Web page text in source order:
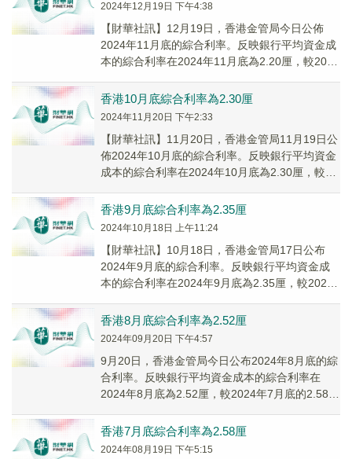
2024年12月19日 下午4:38
【財華社訊】12月19日，香港金管局今日公佈
2024年11月底的綜合利率。反映銀行平均資金成
本的綜合利率在2024年11月底為2.20厘，較2024
香港10月底綜合利率為2.30厘
2024年11月20日 下午2:33
【財華社訊】11月20日，香港金管局11月19日公
佈2024年10月底的綜合利率。反映銀行平均資金
成本的綜合利率在2024年10月底為2.30厘，較
香港9月底綜合利率為2.35厘
2024年10月18日 上午11:24
【財華社訊】10月18日，香港金管局17日公布
2024年9月底的綜合利率。反映銀行平均資金成
本的綜合利率在2024年9月底為2.35厘，較2024
香港8月底綜合利率為2.52厘
2024年09月20日 下午4:57
9月20日，香港金管局今日公布2024年8月底的綜
合利率。反映銀行平均資金成本的綜合利率在
2024年8月底為2.52厘，較2024年7月底的2.58厘
香港7月底綜合利率為2.58厘
2024年08月19日 下午5:15